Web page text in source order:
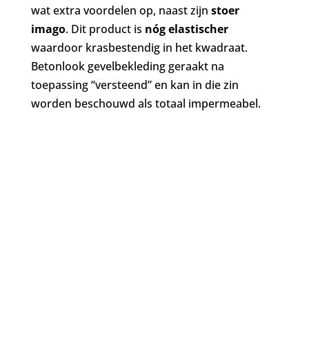
wat extra voordelen op, naast zijn stoer
imago. Dit product is nóg elastischer
waardoor krasbestendig in het kwadraat.
Betonlook gevelbekleding geraakt na
toepassing “versteend” en kan in die zin
worden beschouwd als totaal impermeabel.